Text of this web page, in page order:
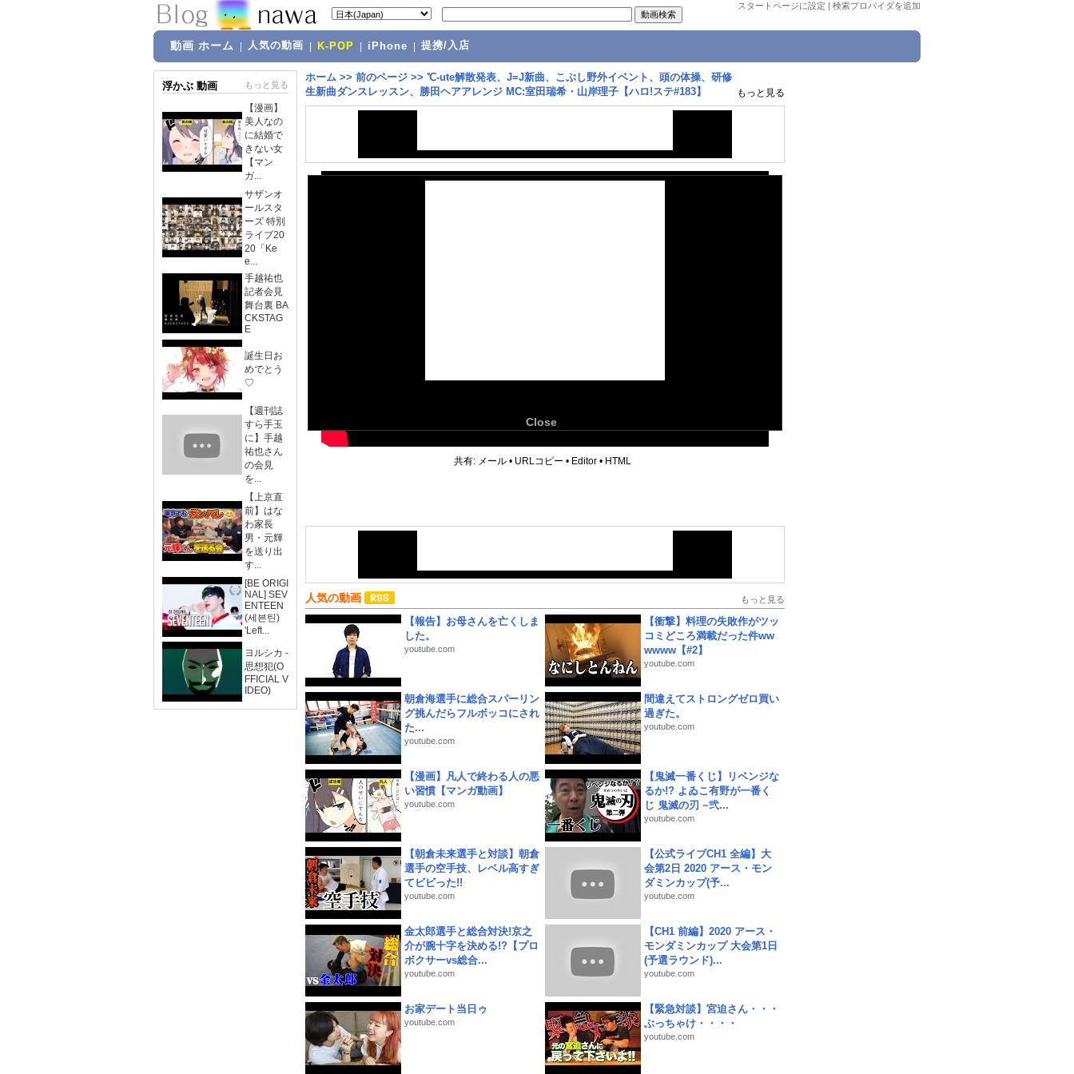
スタートページに設定 | 検索プロバイダを追加
動画 ホーム 人気の動画 K-POP iPhone 提携/入店
浮かぶ 動画 もっと見る
【漫画】
美人なの
に結婚で
きない女
【マン
ガ...
サザンオ
ールスタ
ーズ 特別
ライブ20
20「Ke
e...
手越祐也
記者会見
舞台裏 BA
CKSTAG
E
誕生日お
めでとう
♡
【週刊誌
すら手玉
に】手越
祐也さん
の会見
を...
【上京直
前】はな
わ家長
男・元輝
を送り出
す...
[BE ORIGI
NAL] SEV
ENTEEN
(세븐틴)
'Left...
ヨルシカ -
思想犯(O
FFICIAL V
IDEO)
ホーム >> 前のページ >> ℃-ute解散発表、J=J新曲、こぶし野外イベント、頭の体操、研修
生新曲ダンスレッスン、勝田ヘアアレンジ MC:室田瑞希・山岸理子【ハロ!ステ#183】
もっと見る
Close
共有: メール • URLコピー • Editor • HTML
人気の動画 もっと見る
【報告】お母さんを亡くしま
した。
youtube.com
【衝撃】料理の失敗作がツッ
コミどころ満載だった件ww
wwww【#2】
youtube.com
朝倉海選手に総合スパーリン
グ挑んだらフルボッコにされ
た...
youtube.com
間違えてストロングゼロ買い
過ぎた。
youtube.com
【漫画】凡人で終わる人の悪
い習慣【マンガ動画】
youtube.com
【鬼滅一番くじ】リベンジな
るか!? よゐこ有野が一番く
じ 鬼滅の刃 ~弐...
youtube.com
【朝倉未来選手と対談】朝倉
選手の空手技、レベル高すぎ
てビビった!!
youtube.com
【公式ライブCH1 全編】大
会第2日 2020 アース・モン
ダミンカップ(予...
youtube.com
金太郎選手と総合対決!京之
介が腕十字を決める!?【プロ
ボクサーvs総合...
youtube.com
【CH1 前編】2020 アース・
モンダミンカップ 大会第1日
(予選ラウンド)...
youtube.com
お家デート当日ゥ
youtube.com
【緊急対談】宮迫さん・・・
ぶっちゃけ・・・・
youtube.com